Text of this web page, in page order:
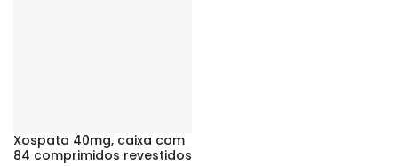
Xospata 40mg, caixa com
84 comprimidos revestidos